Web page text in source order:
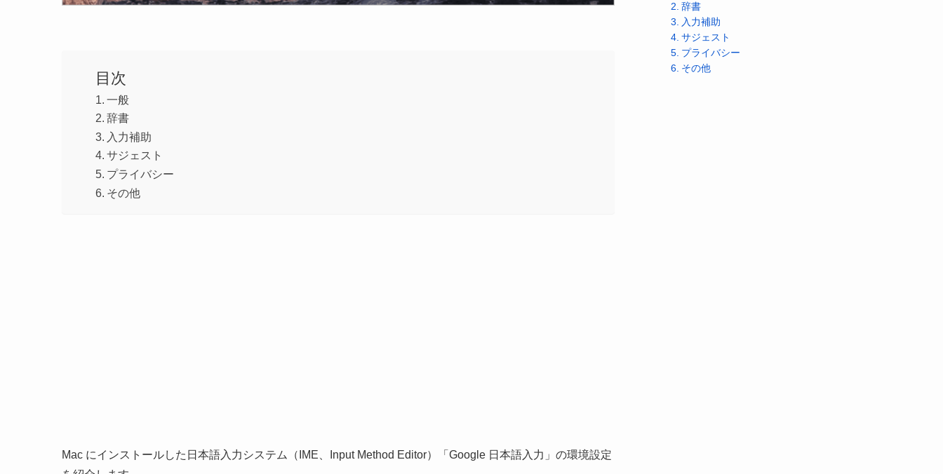
目次
一般
辞書
入力補助
サジェスト
プライバシー
その他
Mac にインストールした日本語入力システム（IME、Input Method Editor）「Google 日本語入力」の環境設定
辞書
入力補助
サジェスト
プライバシー
その他